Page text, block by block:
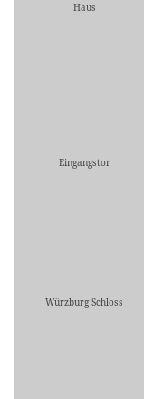
Haus
Eingangstor
Würzburg Schloss